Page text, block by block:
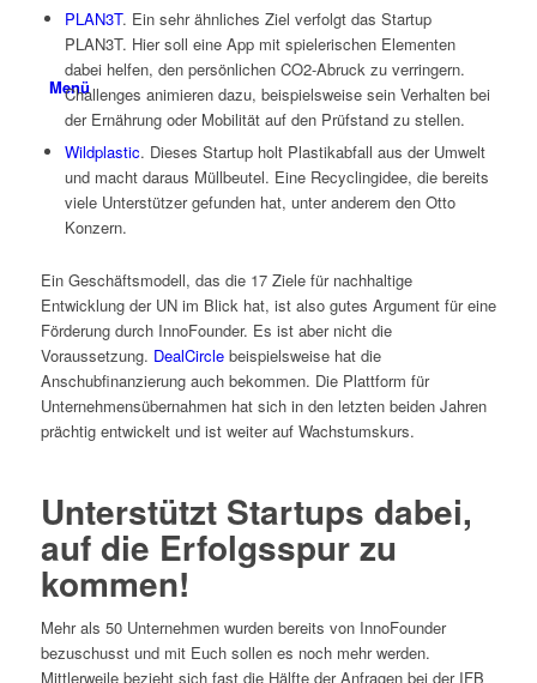
Menü
PLAN3T. Ein sehr ähnliches Ziel verfolgt das Startup
PLAN3T. Hier soll eine App mit spielerischen Elementen
dabei helfen, den persönlichen CO2-Abruck zu verringern.
Challenges animieren dazu, beispielsweise sein Verhalten bei
der Ernährung oder Mobilität auf den Prüfstand zu stellen.
Wildplastic. Dieses Startup holt Plastikabfall aus der Umwelt
und macht daraus Müllbeutel. Eine Recyclingidee, die bereits
viele Unterstützer gefunden hat, unter anderem den Otto
Konzern.
Ein Geschäftsmodell, das die 17 Ziele für nachhaltige
Entwicklung der UN im Blick hat, ist also gutes Argument für eine
Förderung durch InnoFounder. Es ist aber nicht die
Voraussetzung. DealCirclebeispielsweise hat die
Anschubfinanzierung auch bekommen. Die Plattform für
Unternehmensübernahmen hat sich in den letzten beiden Jahren
prächtig entwickelt und ist weiter auf Wachstumskurs.
Unterstützt Startups dabei,
auf die Erfolgsspur zu
kommen!
Mehr als 50 Unternehmen wurden bereits von InnoFounder
bezuschusst und mit Euch sollen es noch mehr werden.
Mittlerweile bezieht sich fast die Hälfte der Anfragen bei der IFB